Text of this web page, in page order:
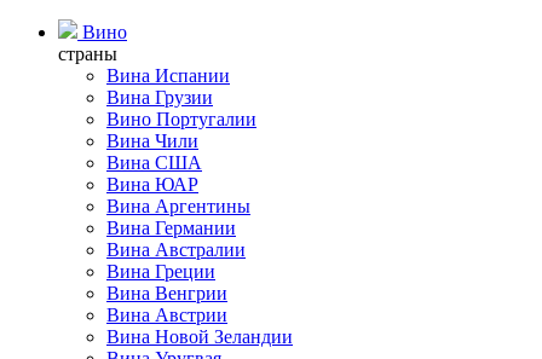
Вино
страны
Вина Испании
Вина Грузии
Вино Португалии
Вина Чили
Вина США
Вина ЮАР
Вина Аргентины
Вина Германии
Вина Австралии
Вина Греции
Вина Венгрии
Вина Австрии
Вина Новой Зеландии